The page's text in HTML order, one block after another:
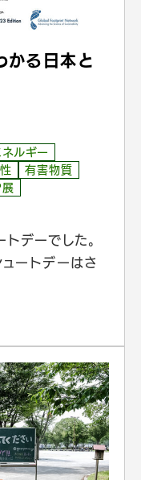
る日本と
ルギー
有害物質
デーでした。
ートデーはさ